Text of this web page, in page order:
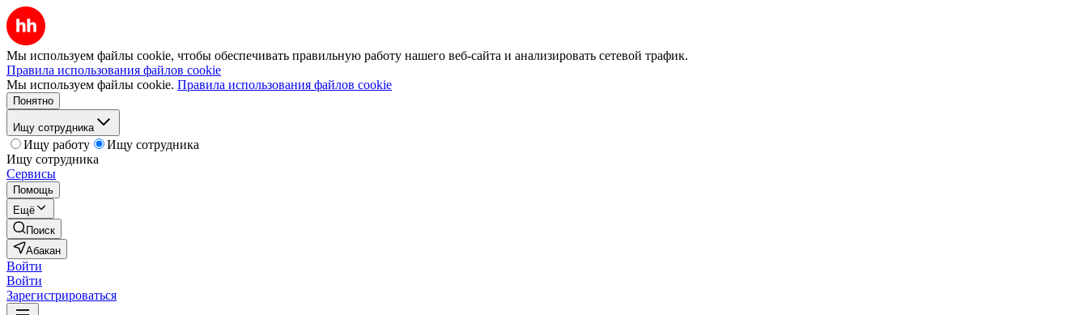
Мы используем файлы cookie, чтобы обеспечивать правильную работу нашего веб-сайта и анализировать сетевой трафик.
Правила использования файлов cookie
Мы используем файлы cookie. Правила использования файлов cookie
Понятно
Ищу сотрудника
Ищу работу
Ищу сотрудника
Ищу сотрудника
Сервисы
Помощь
Ещё
Поиск
Абакан
Войти
Войти
Зарегистрироваться